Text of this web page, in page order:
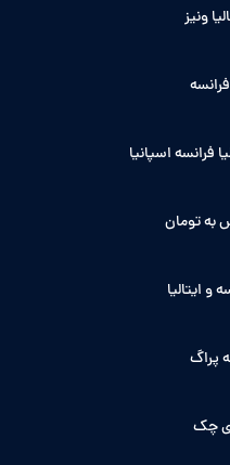
ونیز
فرانسه اسپانیا
به تومان
و ایتالیا
پراگ
چک